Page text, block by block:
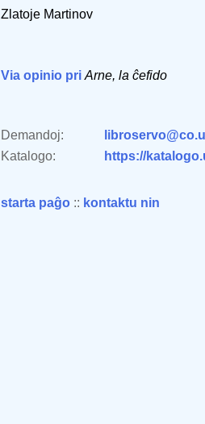
Zlatoje Martinov
Via opinio pri Arne, la ĉefido
Demandoj:
Katalogo:
https://
starta paĝo :: kontaktu nin